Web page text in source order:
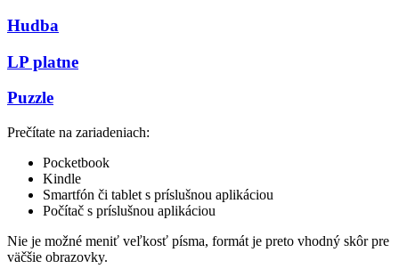
Hudba
LP platne
Puzzle
Prečítate na zariadeniach:
Pocketbook
Kindle
Smartfón či tablet s príslušnou aplikáciou
Počítač s príslušnou aplikáciou
Nie je možné meniť veľkosť písma, formát je preto vhodný skôr pre
väčšie obrazovky.